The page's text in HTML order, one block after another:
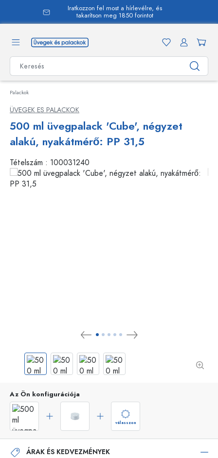
Iratkozzon fel most a hírlevélre, és
takarítson meg 1850 forintot
Palackok
ÜVEGEK ES PALACKOK
500 ml üvegpalack 'Cube', négyzet
alakú, nyakátmérő: PP 31,5
Tételszám : 100031240
Az Ön konfigurációja
válasszon
ÁRAK ÉS KEDVEZMÉNYEK